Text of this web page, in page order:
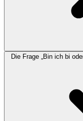
Die Frage „Bin ich bi